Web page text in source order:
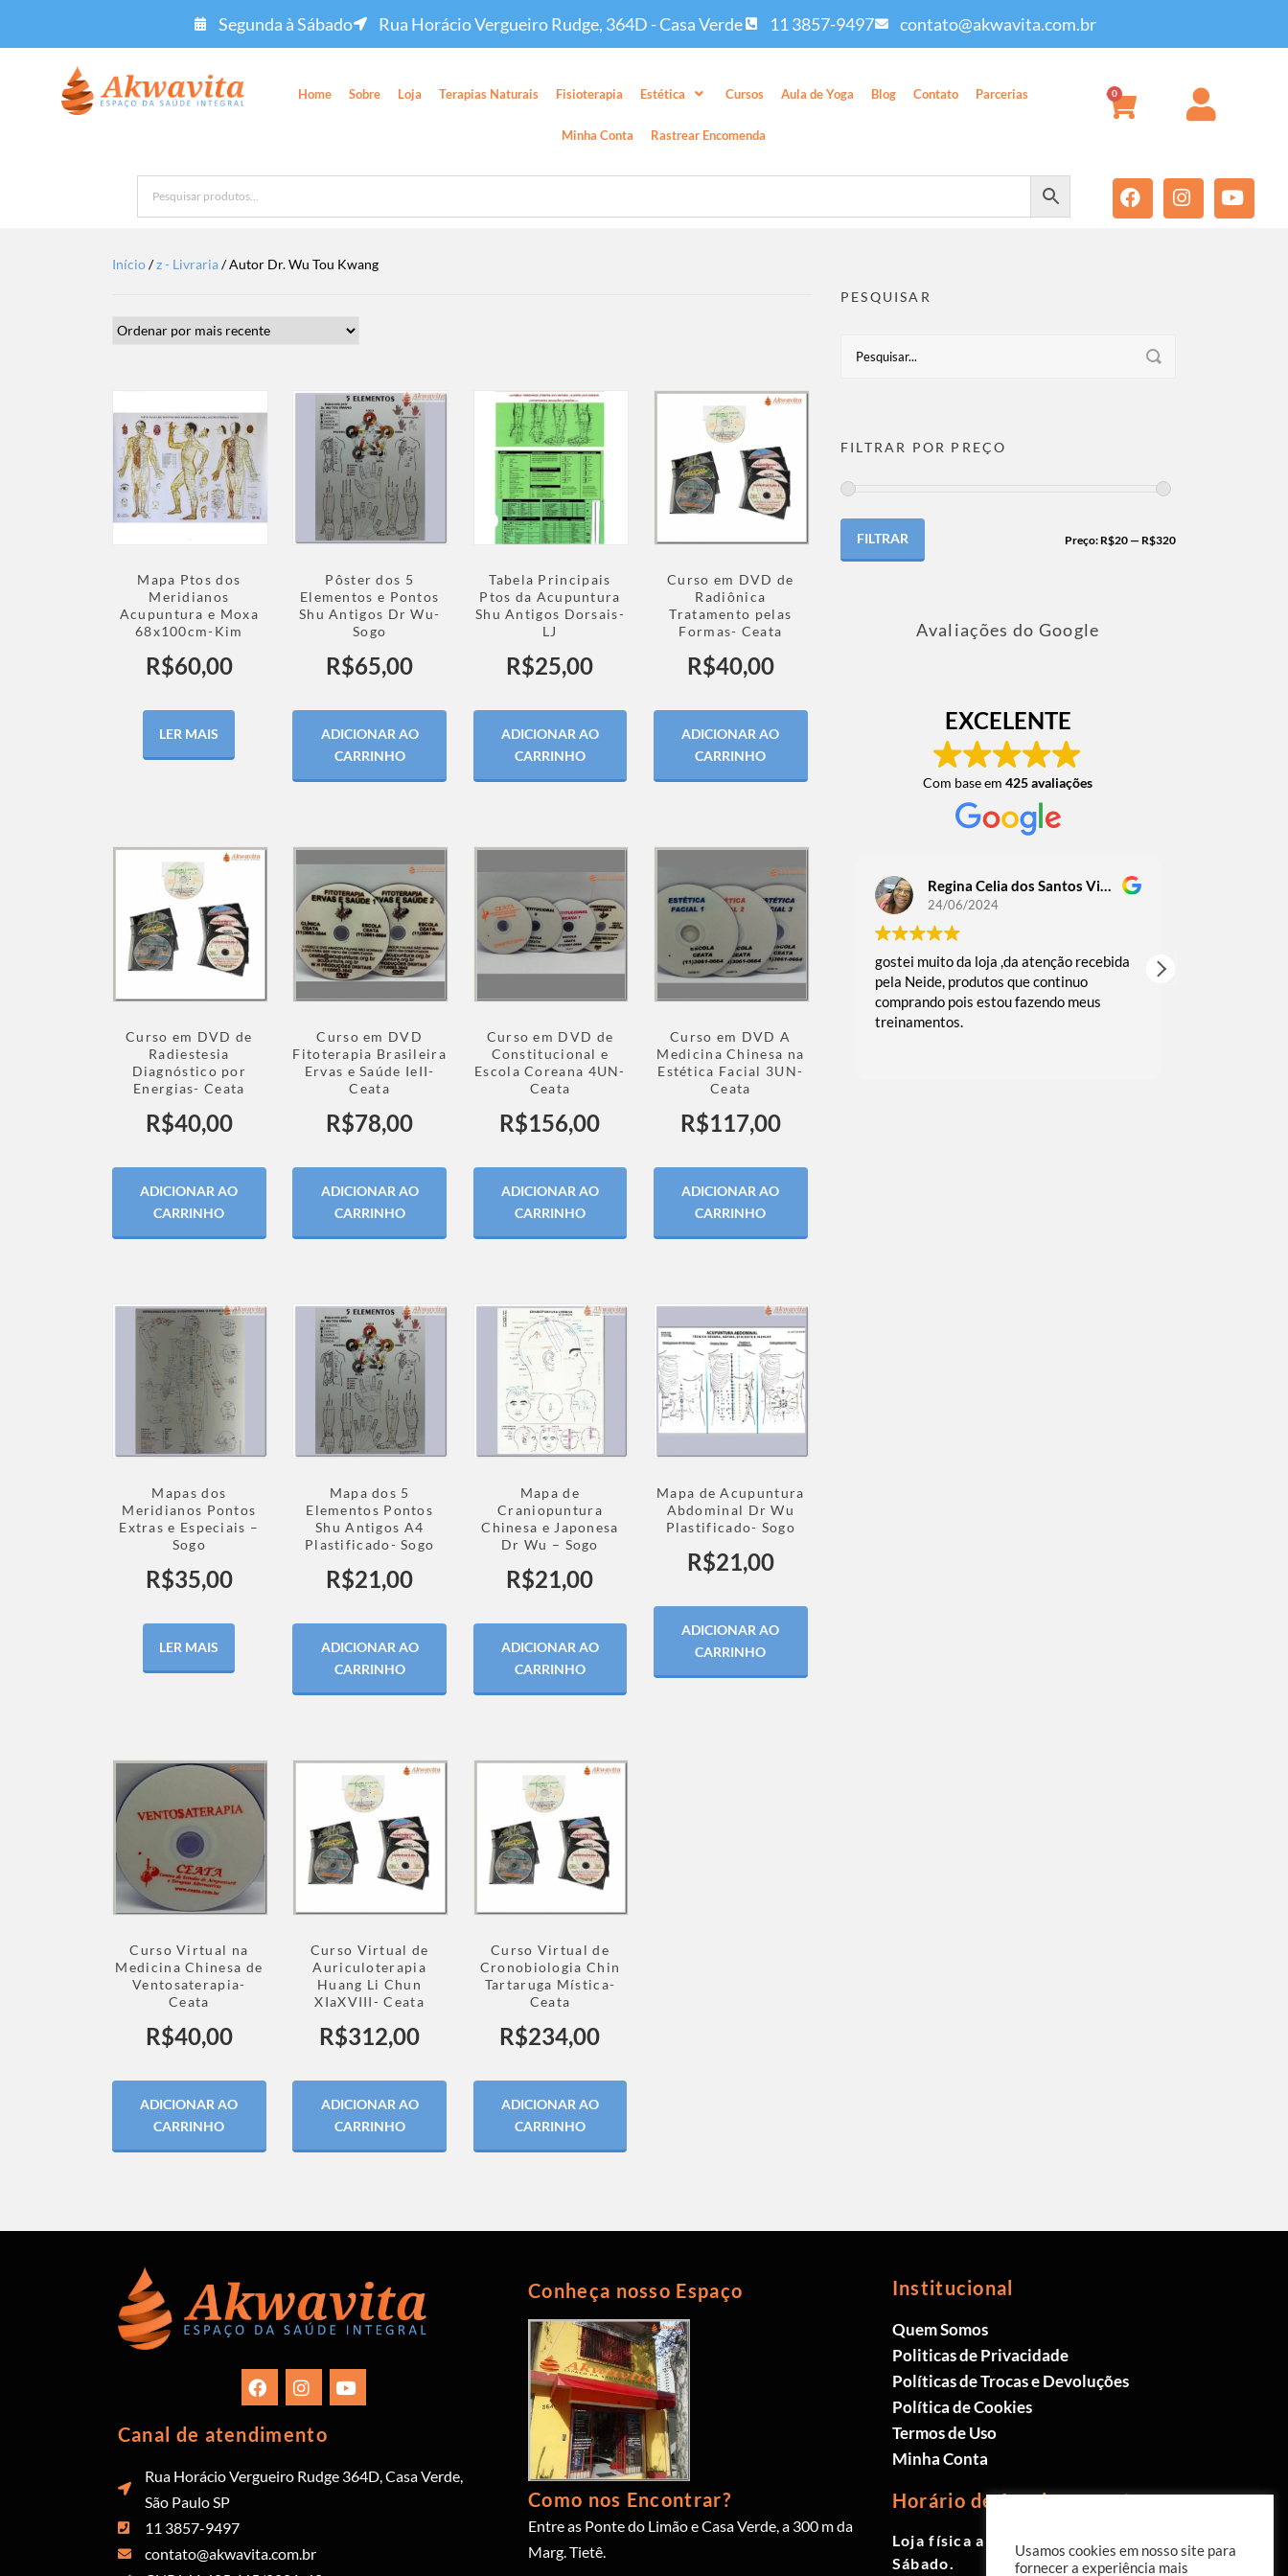
Segunda à Sábado Rua Horácio Vergueiro Rudge, 364D - Casa Verde 11 3857-9497 contato@akwavita.com.br
Home Sobre Loja Terapias Naturais Fisioterapia Estética Cursos Aula de Yoga Blog Contato Parcerias
Minha Conta Rastrear Encomenda
0
Início/z - Livraria/ Autor Dr. Wu Tou Kwang
Mapa Ptos dos
Meridianos
Acupuntura e Moxa
68x100cm-Kim
R$60,00
LER MAIS
Pôster dos 5
Elementos e Pontos
Shu Antigos Dr Wu-
Sogo
R$65,00
ADICIONAR AO
CARRINHO
Tabela Principais
Ptos da Acupuntura
Shu Antigos Dorsais-
LJ
R$25,00
ADICIONAR AO
CARRINHO
Curso em DVD de
Radiônica
Tratamento pelas
Formas- Ceata
R$40,00
ADICIONAR AO
CARRINHO
Curso em DVD de
Radiestesia
Diagnóstico por
Energias- Ceata
R$40,00
ADICIONAR AO
CARRINHO
Curso em DVD
Fitoterapia Brasileira
Ervas e Saúde IeII-
Ceata
R$78,00
ADICIONAR AO
CARRINHO
Curso em DVD de
Constitucional e
Escola Coreana 4UN-
Ceata
R$156,00
ADICIONAR AO
CARRINHO
Curso em DVD A
Medicina Chinesa na
Estética Facial 3UN-
Ceata
R$117,00
ADICIONAR AO
CARRINHO
Mapas dos
Meridianos Pontos
Extras e Especiais –
Sogo
R$35,00
LER MAIS
Mapa dos 5
Elementos Pontos
Shu Antigos A4
Plastificado- Sogo
R$21,00
ADICIONAR AO
CARRINHO
Mapa de
Craniopuntura
Chinesa e Japonesa
Dr Wu – Sogo
R$21,00
ADICIONAR AO
CARRINHO
Mapa de Acupuntura
Abdominal Dr Wu
Plastificado- Sogo
R$21,00
ADICIONAR AO
CARRINHO
Curso Virtual na
Medicina Chinesa de
Ventosaterapia-
Ceata
R$40,00
ADICIONAR AO
CARRINHO
Curso Virtual de
Auriculoterapia
Huang Li Chun
XIaXVIII- Ceata
R$312,00
ADICIONAR AO
CARRINHO
Curso Virtual de
Cronobiologia Chin
Tartaruga Mística-
Ceata
R$234,00
ADICIONAR AO
CARRINHO
PESQUISAR
FILTRAR POR PREÇO
FILTRAR Preço: R$20— R$320
Avaliações do Google
EXCELENTE
Com base em425 avaliações
Regina Celia dos Santos Victoriano Guedes
24/06/2024
gostei muito da loja ,da atenção recebida
pela Neide, produtos que continuo
comprando pois estou fazendo meus
treinamentos.
Canal de atendimento
Rua Horácio Vergueiro Rudge 364D, Casa Verde,
São Paulo SP
11 3857-9497
contato@akwavita.com.br
Conheça nosso Espaço
Como nos Encontrar?
Entre as Ponte do Limão e Casa Verde, a 300 m da
Marg. Tietê.
Institucional
Quem Somos
Politicas de Privacidade
Políticas de Trocas e Devoluções
Política de Cookies
Termos de Uso
Minha Conta
Horário de funcionamento
Loja física aberta de Segunda à
Sábado.
Usamos cookies em nosso site para
fornecer a experiência mais